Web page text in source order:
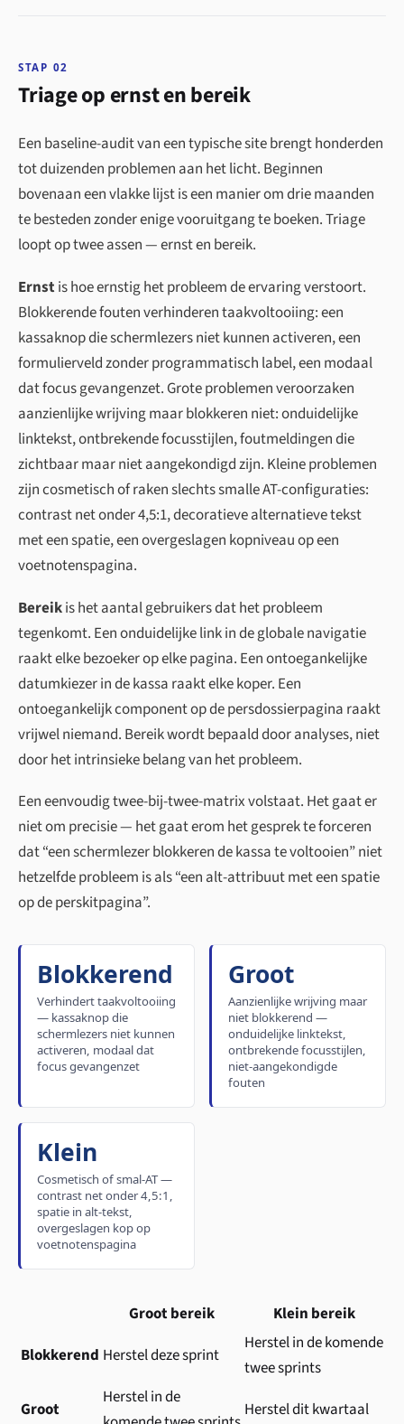
STAP 02
Triage op ernst en bereik
Een baseline-audit van een typische site brengt honderden
tot duizenden problemen aan het licht. Beginnen
bovenaan een vlakke lijst is een manier om drie maanden
te besteden zonder enige vooruitgang te boeken. Triage
loopt op twee assen — ernst en bereik.
Ernstis hoe ernstig het probleem de ervaring verstoort.
Blokkerende fouten verhinderen taakvoltooiing: een
kassaknop die schermlezers niet kunnen activeren, een
formulierveld zonder programmatisch label, een modaal
dat focus gevangenzet. Grote problemen veroorzaken
aanzienlijke wrijving maar blokkeren niet: onduidelijke
linktekst, ontbrekende focusstijlen, foutmeldingen die
zichtbaar maar niet aangekondigd zijn. Kleine problemen
zijn cosmetisch of raken slechts smalle AT-configuraties:
contrast net onder 4,5:1, decoratieve alternatieve tekst
met een spatie, een overgeslagen kopniveau op een
voetnotenspagina.
Bereikis het aantal gebruikers dat het probleem
tegenkomt. Een onduidelijke link in de globale navigatie
raakt elke bezoeker op elke pagina. Een ontoegankelijke
datumkiezer in de kassa raakt elke koper. Een
ontoegankelijk component op de persdossier­pagina raakt
vrijwel niemand. Bereik wordt bepaald door analyses, niet
door het intrinsieke belang van het probleem.
Een eenvoudig twee-bij-twee-matrix volstaat. Het gaat er
niet om precisie — het gaat erom het gesprek te forceren
dat “een schermlezer blokkeren de kassa te voltooien” niet
hetzelfde probleem is als “een alt-attribuut met een spatie
op de perskit­pagina”.
Blokkerend
Verhindert taakvoltooiing
— kassaknop die
schermlezers niet kunnen
activeren, modaal dat
focus gevangenzet
Groot
Aanzienlijke wrijving maar
niet blokkerend —
onduidelijke linktekst,
ontbrekende focusstijlen,
niet-aangekondigde
fouten
Klein
Cosmetisch of smal-AT —
contrast net onder 4,5:1,
spatie in alt-tekst,
overgeslagen kop op
voetnotenspagina
Groot bereik
Klein bereik
Blokkerend Herstel deze sprint
Herstel in de komende
twee sprints
Groot
Herstel in de
Herstel dit kwartaal